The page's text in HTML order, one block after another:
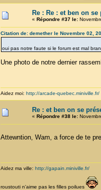
Re : Re : et ben on
« Répondre #37 le:
Citation de: demether le Novembre 02,
oui pas notre faute si le forum est mal
Une photo de notre dernier
Aidez moi: http://arcade-quebec.miniville.fr/
Re : et ben on se
« Répondre #38 le:
Attewntion, Wam, a force de te
Aidez ma ville: http://gapain.miniville.fr/
roustouti n'aime pas les filles poilues